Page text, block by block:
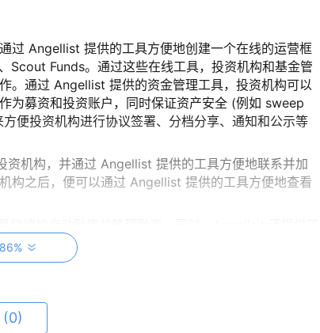
过 Angellist 提供的工具方便地创建一个在线的运营框
Funds。通过这些在线工具，投资机构和基金管
。通过 Angellist 提供的资金管理工具，投资机构可以
为募资和投资账户，同时保证资产安全 (例如 sweep
便投资机构进行协议签署、分档分享、通知和公示等
机构，并通过 Angellist 提供的工具方便地联系并加
构之后，便可以通过 Angellist 提供的工具方便地查看
体设立等。另外，初创企业也可以通过绑定银行账号
(0)